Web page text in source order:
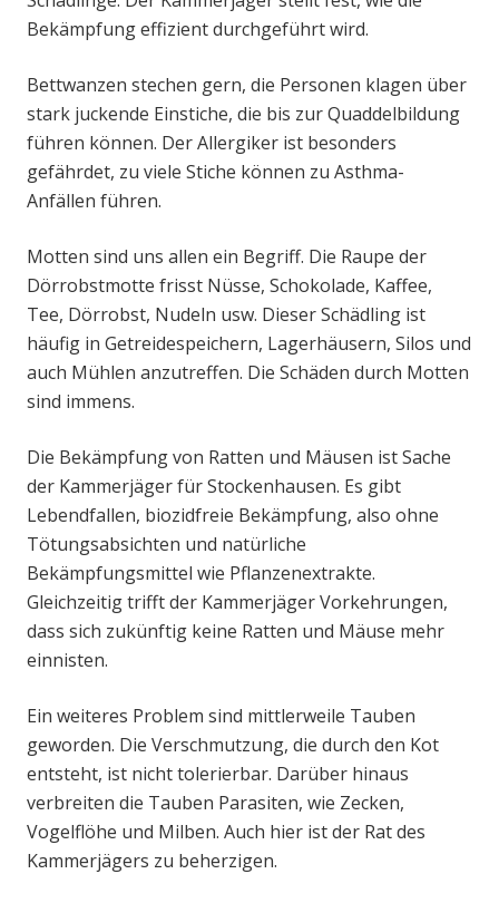
Bekämpfung effizient durchgeführt wird.
Bettwanzen stechen gern, die Personen klagen über
stark juckende Einstiche, die bis zur Quaddelbildung
führen können. Der Allergiker ist besonders
gefährdet, zu viele Stiche können zu Asthma-
Anfällen führen.
Motten sind uns allen ein Begriff. Die Raupe der
Dörrobstmotte frisst Nüsse, Schokolade, Kaffee,
Tee, Dörrobst, Nudeln usw. Dieser Schädling ist
häufig in Getreidespeichern, Lagerhäusern, Silos und
auch Mühlen anzutreffen. Die Schäden durch Motten
sind immens.
Die Bekämpfung von Ratten und Mäusen ist Sache
der Kammerjäger für Stockenhausen. Es gibt
Lebendfallen, biozidfreie Bekämpfung, also ohne
Tötungsabsichten und natürliche
Bekämpfungsmittel wie Pflanzenextrakte.
Gleichzeitig trifft der Kammerjäger Vorkehrungen,
dass sich zukünftig keine Ratten und Mäuse mehr
einnisten.
Ein weiteres Problem sind mittlerweile Tauben
geworden. Die Verschmutzung, die durch den Kot
entsteht, ist nicht tolerierbar. Darüber hinaus
verbreiten die Tauben Parasiten, wie Zecken,
Vogelflöhe und Milben. Auch hier ist der Rat des
Kammerjägers zu beherzigen.